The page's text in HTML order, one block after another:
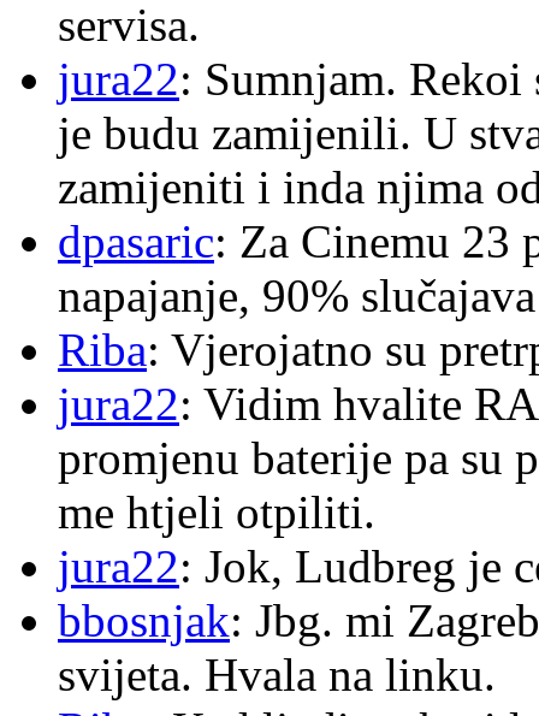
servisa.
jura22: Sumnjam. Rekoi
je budu zamijenili. U
zamijeniti i inda njima
dpasaric: Za Cinemu 23
napajanje, 90%
Riba: Vjerojatno su
jura22: Vidim hvalite
promjenu baterije pa su
me htjeli otpiliti.
jura22: Jok, Ludbreg je
bbosnjak: Jbg. mi
svijeta. Hvala na linku.